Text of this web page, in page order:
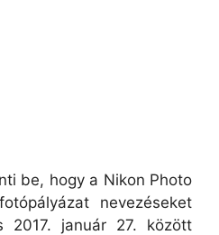
be, hogy a Nikon Photo
nevezéseket
2017. január 27. között